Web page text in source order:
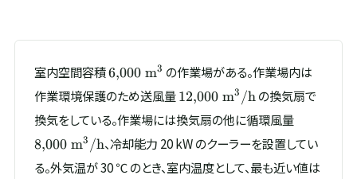
室内空間容積6{,}000\
\mathrm{m^{3}}
6,000 m3 の作業場がある。作業場内は
作業環境保護のため送風量12{,}000\
\mathrm{m^{3}/h}
12,000 m3 /hの換気扇で
換気をしている。作業場には換気扇の他に循環風量
8,000 m3 /h、冷却能力 20 kW のクーラーを設置してい
る。外気温が 30 ℃ のとき、室内温度として、最も近い値は